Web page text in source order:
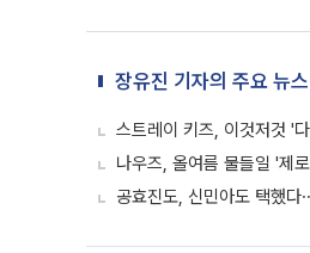
장유진 기자의 주요 뉴스
스트레이 키즈, 이것저것 '
나우즈, 올여름 물들일 '제
공효진도, 신민아도 택했